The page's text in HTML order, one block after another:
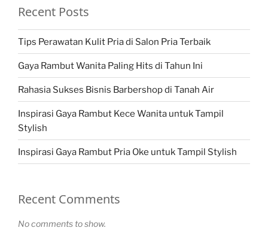
Recent Posts
Tips Perawatan Kulit Pria di Salon Pria Terbaik
Gaya Rambut Wanita Paling Hits di Tahun Ini
Rahasia Sukses Bisnis Barbershop di Tanah Air
Inspirasi Gaya Rambut Kece Wanita untuk Tampil
Stylish
Inspirasi Gaya Rambut Pria Oke untuk Tampil Stylish
Recent Comments
No comments to show.